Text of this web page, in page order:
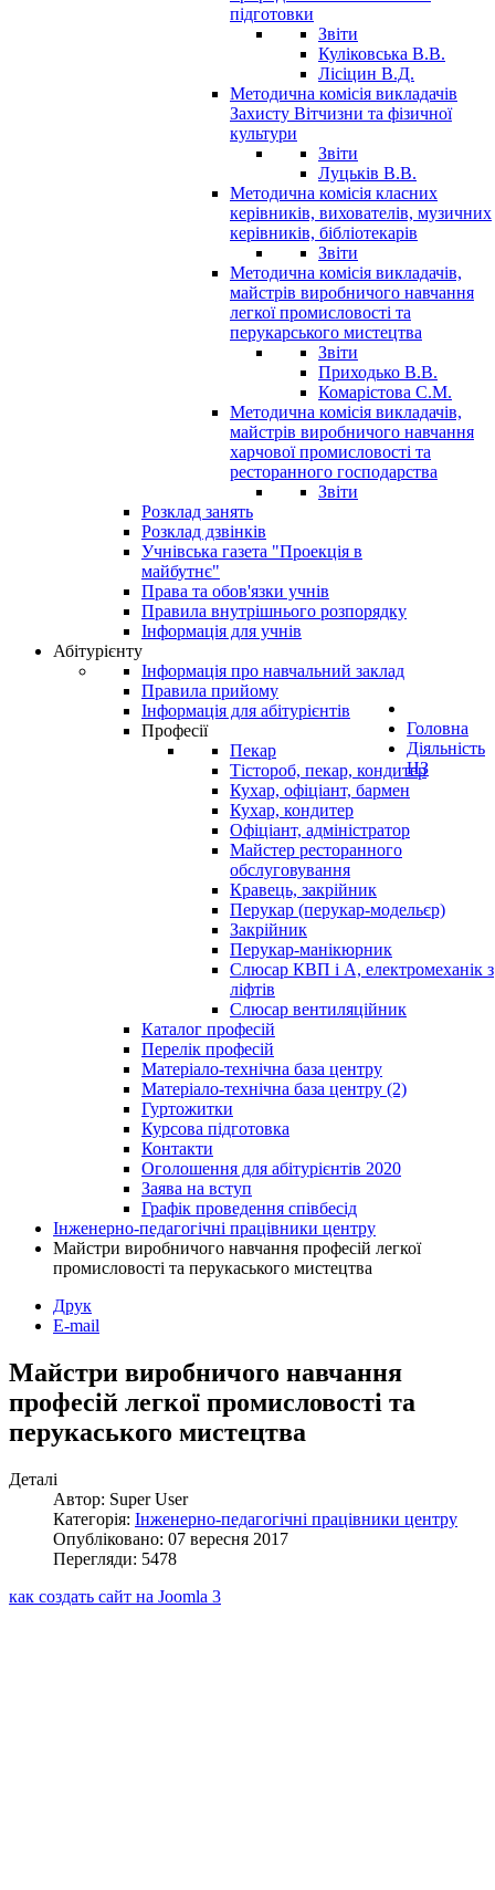
підготовки
Звіти
Куліковська В.В.
Лісіцин В.Д.
Методична комісія викладачів
Захисту Вітчизни та фізичної
культури
Звіти
Луцьків В.В.
Методична комісія класних
керівників, вихователів, музичних
керівників, бібліотекарів
Звіти
Методична комісія викладачів,
майстрів виробничого навчання
легкої промисловості та
перукарського мистецтва
Звіти
Приходько В.В.
Комарістова С.М.
Методична комісія викладачів,
майстрів виробничого навчання
харчової промисловості та
ресторанного господарства
Звіти
Розклад занять
Розклад дзвінків
Учнівська газета "Проекція в
майбутнє"
Права та обов'язки учнів
Правила внутрішнього розпорядку
Інформація для учнів
Абітурієнту
Інформація про навчальний заклад
Правила прийому
Інформація для абітурієнтів
Професії
Пекар
Тістороб, пекар, кондитер
Кухар, офіціант, бармен
Кухар, кондитер
Офіціант, адміністратор
Майстер ресторанного
обслуговування
Кравець, закрійник
Перукар (перукар-модельєр)
Закрійник
Перукар-манікюрник
Слюсар КВП і А, електромеханік з
ліфтів
Слюсар вентиляційник
Каталог професій
Перелік професій
Матеріало-технічна база центру
Матеріало-технічна база центру (2)
Гуртожитки
Курсова підготовка
Контакти
Оголошення для абітурієнтів 2020
Заява на вступ
Графік проведення співбесід
Головна
Діяльність
НЗ
Інженерно-педагогічні працівники центру
Майстри виробничого навчання професій легкої
промисловості та перукаського мистецтва
Друк
E-mail
Майстри виробничого навчання
професій легкої промисловості та
перукаського мистецтва
Деталі
Автор: Super User
Категорія: Інженерно-педагогічні працівники центру
Опубліковано: 07 вересня 2017
Перегляди: 5478
как создать сайт на Joomla 3